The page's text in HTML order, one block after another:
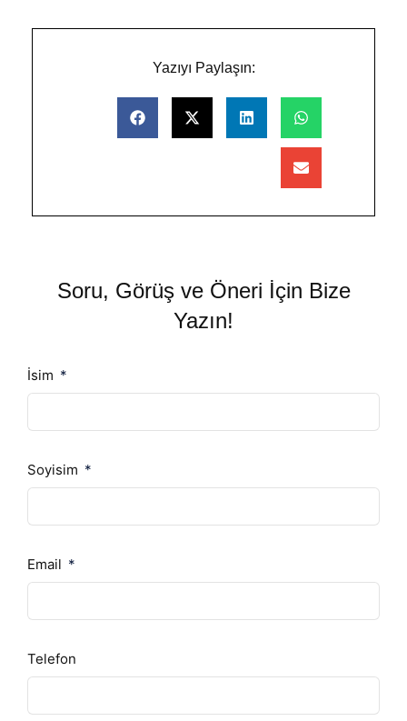
Yazıyı Paylaşın:
Soru, Görüş ve Öneri İçin Bize
Yazın!
İsim
Soyisim
Email
Telefon